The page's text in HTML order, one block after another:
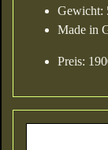
Gewicht:
Made in
Preis: